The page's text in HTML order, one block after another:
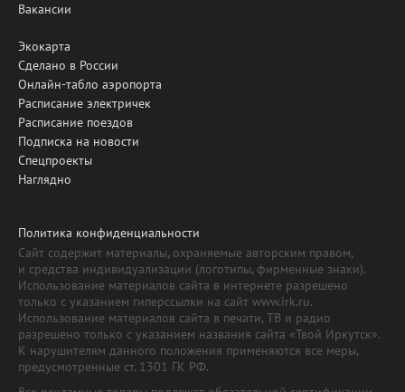
Вакансии
Экокарта
Сделано в России
Онлайн-табло аэропорта
Расписание электричек
Расписание поездов
Подписка на новости
Спецпроекты
Наглядно
Политика конфиденциальности
Сайт содержит материалы, охраняемые авторским правом,
и средства индивидуализации (логотипы, фирменные знаки).
Использование материалов сайта в интернете разрешено
только с указанием гиперссылки на сайт www.irk.ru.
Использование материалов сайта в печати, ТВ и радио
разрешено только с указанием названия сайта «Твой Иркутск».
К нарушителям данного положения применяются все меры,
предусмотренные ст. 1301 ГК РФ.